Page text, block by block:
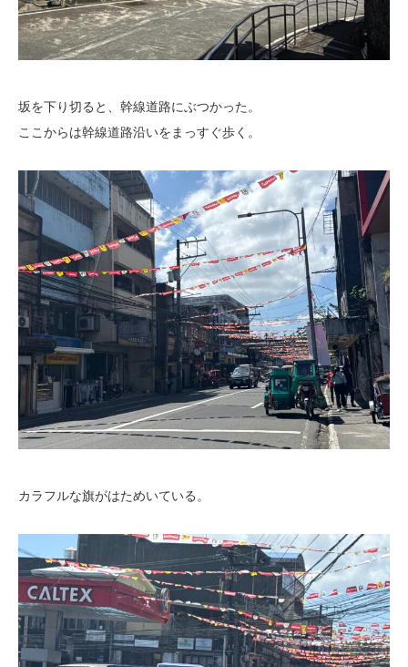
坂を下り切ると、幹線道路にぶつかった。
ここからは幹線道路沿いをまっすぐ歩く。
カラフルな旗がはためいている。